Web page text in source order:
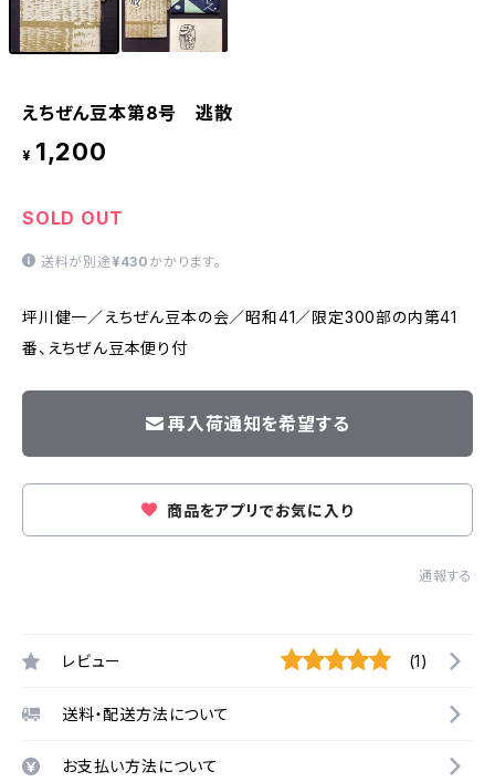
えちぜん豆本第8号 逃散
¥ 1,200
SOLD OUT
送料が別途 ¥430 かかります。
坪川健一／えちぜん豆本の会／昭和41／限定300部の内第41
番、えちぜん豆本便り付
再入荷通知を希望する
商品をアプリでお気に入り
通報する
レビュー (1)
送料・配送方法について
お支払い方法について